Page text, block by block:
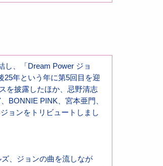
し、「Dream Power ジョ
25年という年に第5回目を迎
を披露したほか、忌野清志
BONNIE PINK、宮本亜門、
ョンをトリビュートしまし
、ジョンの曲を流しなが